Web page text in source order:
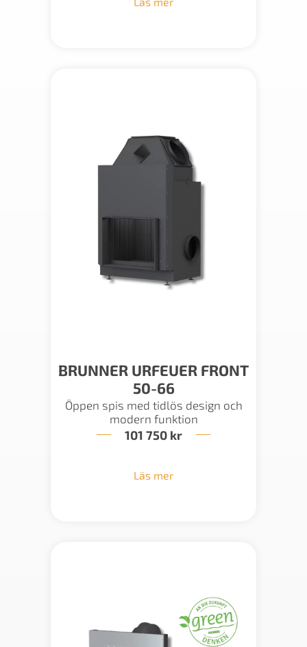
BRUNNER URFEUER FRONT
50-66
Öppen spis med tidlös design och
modern funktion
101 750 kr
Läs mer